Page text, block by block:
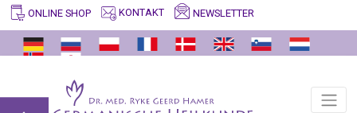
ONLINE SHOP KONTAKT NEWSLETTER
FONTOS
GERMANISCHE
SBS
természet
ARCHÍVUM
Nyilatkozat
VIDEÓK
KÉPZÉSI
PROGRAM
ESETTANULMÁNYOK
Entoderma
SEGÍTSÉG
Segítséget
ENTDECKER